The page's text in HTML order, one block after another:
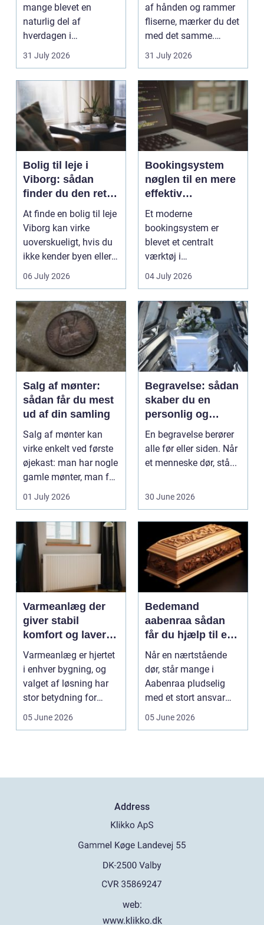
mange blevet en
naturlig del af
hverdagen i
København. Byen er
fyldt med dygtige...
31 July 2026
af hånden og rammer
fliserne, mærker du det
med det samme.
Skærmen splintrer...
31 July 2026
Bolig til leje i
Viborg: sådan
finder du den rette
lejlighed
At finde en bolig til leje
Viborg kan virke
uoverskueligt, hvis du
ikke kender byen eller
det lokale...
06 July 2026
Bookingsystem
nøglen til en mere
effektiv
klinikhverdag
Et moderne
bookingsystem er
blevet et centralt
værktøj i
sundhedssektoren.
Klinikker, praksis og
beh...
04 July 2026
Salg af mønter:
sådan får du mest
ud af din samling
Salg af mønter kan
virke enkelt ved første
øjekast: man har nogle
gamle mønter, man får
dem vurderet...
01 July 2026
Begravelse: sådan
skaber du en
personlig og
respektfuld afsked
En begravelse berører
alle før eller siden. Når
et menneske dør, stå...
30 June 2026
Varmeanlæg der
giver stabil
komfort og lavere
energiregning
Varmeanlæg er hjertet
i enhver bygning, og
valget af løsning har
stor betydning for
05 June 2026
Bedemand
aabenraa sådan
får du hjælp til en
værdig afsked
Når en nærtstående
dør, står mange i
Aabenraa pludselig
med et stort ansvar
05 June 2026
Address
web:
www.klikko.dk